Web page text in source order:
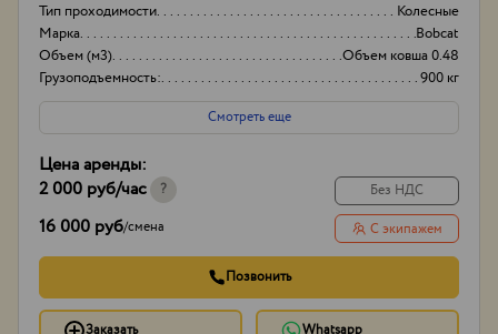
Тип проходимости
Колесные
Марка
Bobcat
Объем (м3)
Объем ковша 0.48
Грузоподъемность:
900 кг
Смотреть еще
Цена аренды:
2 000 руб/час ?
16 000 руб/смена
Без НДС
С экипажем
Позвонить
Заказать Whatsapp